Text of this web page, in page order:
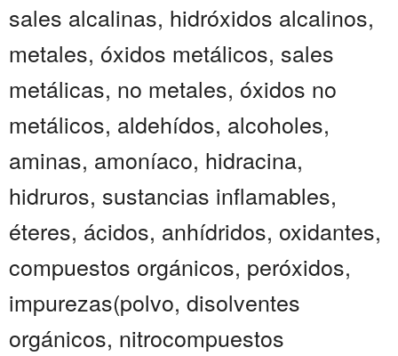
sales alcalinas, hidróxidos alcalinos,
metales, óxidos metálicos, sales
metálicas, no metales, óxidos no
metálicos, aldehídos, alcoholes,
aminas, amoníaco, hidracina,
hidruros, sustancias inflamables,
éteres, ácidos, anhídridos, oxidantes,
compuestos orgánicos, peróxidos,
impurezas(polvo, disolventes
orgánicos, nitrocompuestos